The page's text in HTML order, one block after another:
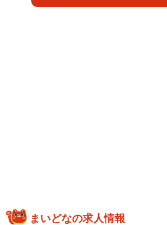
なっていたとはいえ、破格の値段…。
まいどなの求人情報